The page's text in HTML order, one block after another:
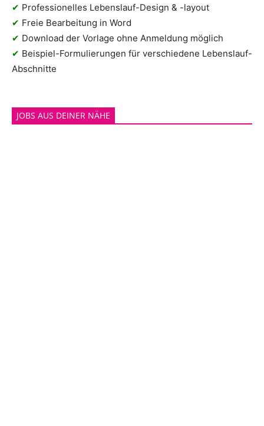
✔ Professionelles Lebenslauf-Design & -layout
✔ Freie Bearbeitung in Word
✔ Download der Vorlage ohne Anmeldung möglich
✔ Beispiel-Formulierungen für verschiedene Lebenslauf-
Abschnitte
JOBS AUS DEINER NÄHE